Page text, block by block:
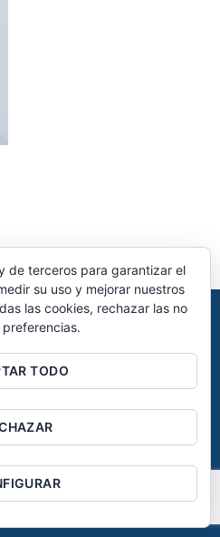
POLÍTICA DE COOKIES
S.A , todos los derechos
de terceros para garantizar el
su uso y mejorar nuestros
las cookies, rechazar las no
TODO